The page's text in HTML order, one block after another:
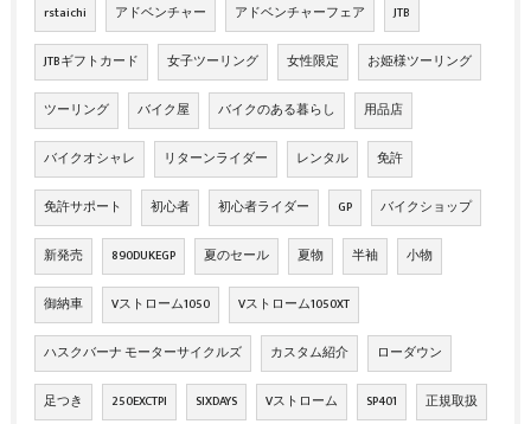
rstaichi アドベンチャー アドベンチャーフェア JTB
JTBギフトカード 女子ツーリング 女性限定 お姫様ツーリング
ツーリング バイク屋 バイクのある暮らし 用品店
バイクオシャレ リターンライダー レンタル 免許
免許サポート 初心者 初心者ライダー GP バイクショップ
新発売 890DUKEGP 夏のセール 夏物 半袖 小物
御納車 Vストローム1050 Vストローム1050XT
ハスクバーナ モーターサイクルズ カスタム紹介 ローダウン
足つき 250EXCTPI SIXDAYS Vストローム SP401 正規取扱